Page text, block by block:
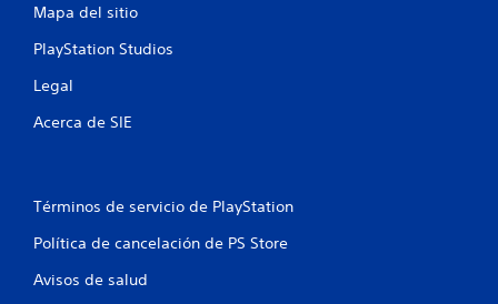
Mapa del sitio
PlayStation Studios
Legal
Acerca de SIE
Términos de servicio de PlayStation
Política de cancelación de PS Store
Avisos de salud